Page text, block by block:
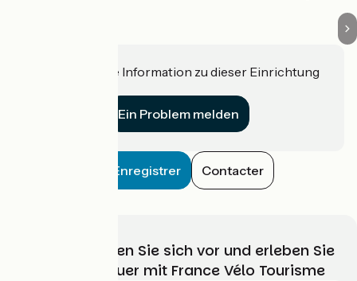
Haben Sie eine Information zu dieser Einrichtung
Ein Problem melden
Enregistrer Contacter
Wählen, bereiten Sie sich vor und erleben Sie
Ihr Radabenteuer mit France Vélo Tourisme